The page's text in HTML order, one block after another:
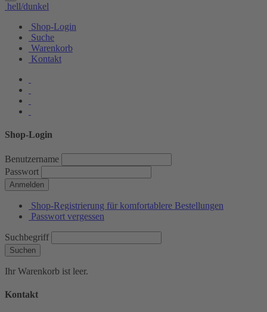
hell/dunkel
Shop-Login
Suche
Warenkorb
Kontakt
Shop-Login
Benutzername
Passwort
Anmelden
Shop-Registrierung für komfortablere Bestellungen
Passwort vergessen
Suchbegriff
Suchen
Ihr Warenkorb ist leer.
Kontakt